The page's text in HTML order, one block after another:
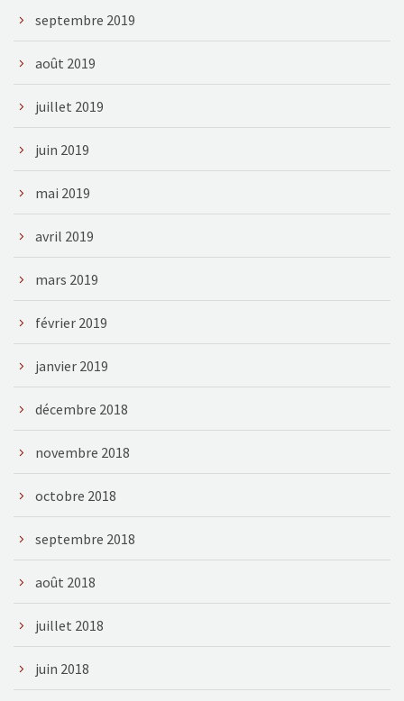
septembre 2019
août 2019
juillet 2019
juin 2019
mai 2019
avril 2019
mars 2019
février 2019
janvier 2019
décembre 2018
novembre 2018
octobre 2018
septembre 2018
août 2018
juillet 2018
juin 2018